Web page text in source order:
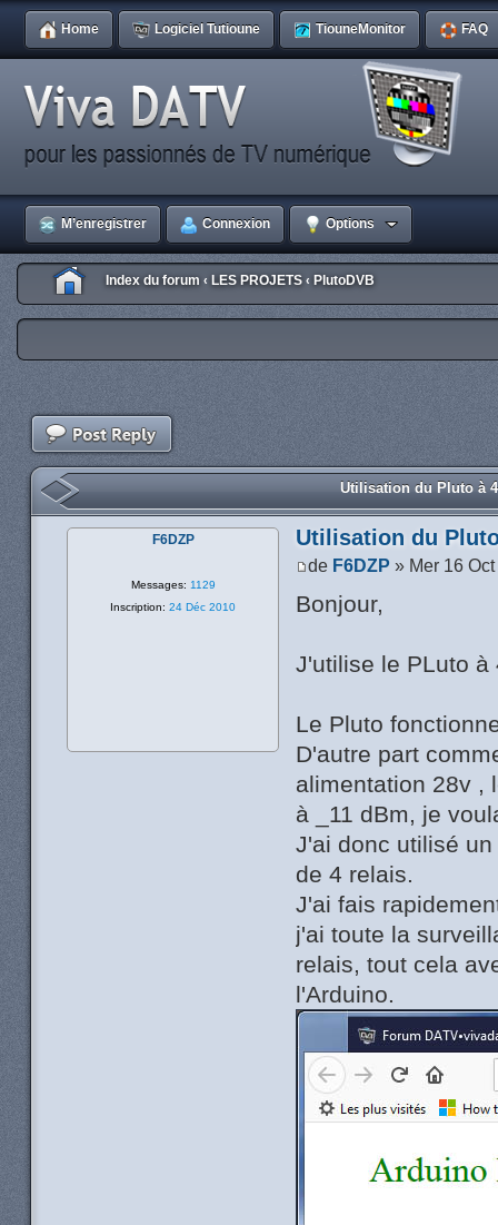
Home Logiciel Tutioune TiouneMonitor FAQ
M’enregistrer Connexion Options
Index du forum ‹ LES PROJETS ‹ PlutoDVB
Utilisation du Pluto à
Utilisation du
de F6DZP » Mer 16
Bonjour,
J'utilise le PLuto
Le Pluto
D'autre part
alimentation 28v ,
à _11 dBm, je
J'ai donc utilisé
de 4 relais.
J'ai fais
j'ai toute la
relais, tout cela
l'Arduino.
F6DZP
Messages: 1129
Inscription: 24 Déc 2010